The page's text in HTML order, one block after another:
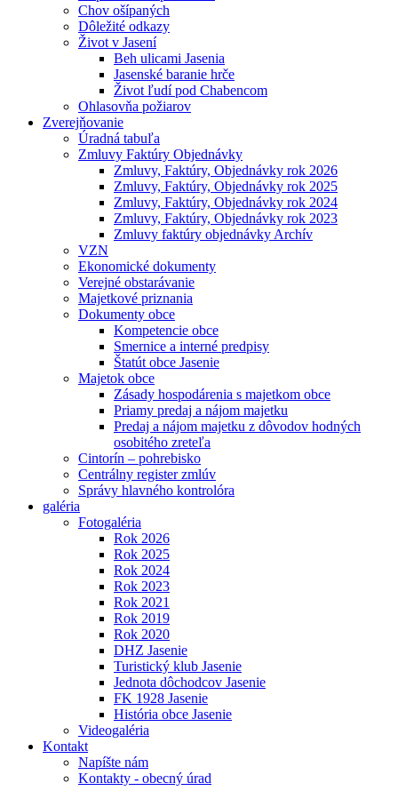
Chov ošípaných
Dôležité odkazy
Život v Jasení
Beh ulicami Jasenia
Jasenské baranie hrče
Život ľudí pod Chabencom
Ohlasovňa požiarov
Zverejňovanie
Úradná tabuľa
Zmluvy Faktúry Objednávky
Zmluvy, Faktúry, Objednávky rok 2026
Zmluvy, Faktúry, Objednávky rok 2025
Zmluvy, Faktúry, Objednávky rok 2024
Zmluvy, Faktúry, Objednávky rok 2023
Zmluvy faktúry objednávky Archív
VZN
Ekonomické dokumenty
Verejné obstarávanie
Majetkové priznania
Dokumenty obce
Kompetencie obce
Smernice a interné predpisy
Štatút obce Jasenie
Majetok obce
Zásady hospodárenia s majetkom obce
Priamy predaj a nájom majetku
Predaj a nájom majetku z dôvodov hodných
osobitého zreteľa
Cintorín – pohrebisko
Centrálny register zmlúv
Správy hlavného kontrolóra
galéria
Fotogaléria
Rok 2026
Rok 2025
Rok 2024
Rok 2023
Rok 2021
Rok 2019
Rok 2020
DHZ Jasenie
Turistický klub Jasenie
Jednota dôchodcov Jasenie
FK 1928 Jasenie
História obce Jasenie
Videogaléria
Kontakt
Napíšte nám
Kontakty - obecný úrad